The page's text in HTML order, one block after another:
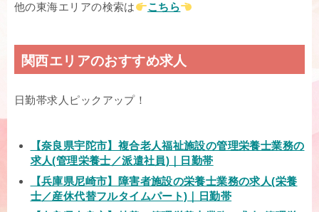
他の東海エリアの検索は こちら
関西エリアのおすすめ求人
日勤帯求人ピックアップ！
【奈良県宇陀市】複合老人福祉施設の管理栄養士業務の
求人(管理栄養士／派遣社員)｜日勤帯
【兵庫県尼崎市】障害者施設の栄養士業務の求人(栄養
士／産休代替フルタイムパート)｜日勤帯